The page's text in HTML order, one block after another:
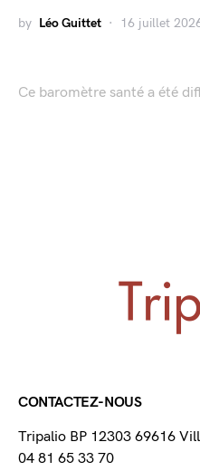
by Léo Guittet 16 juillet
Ce baromètre santé a été
CONTACTEZ-NOUS
Tripalio BP 12303 69616
04 81 65 33 70